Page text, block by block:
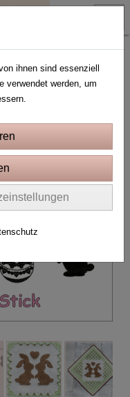
ihnen sind essenziell
verwendet werden, um